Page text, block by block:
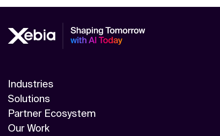
Industries
Solutions
Partner Ecosystem
Our Work